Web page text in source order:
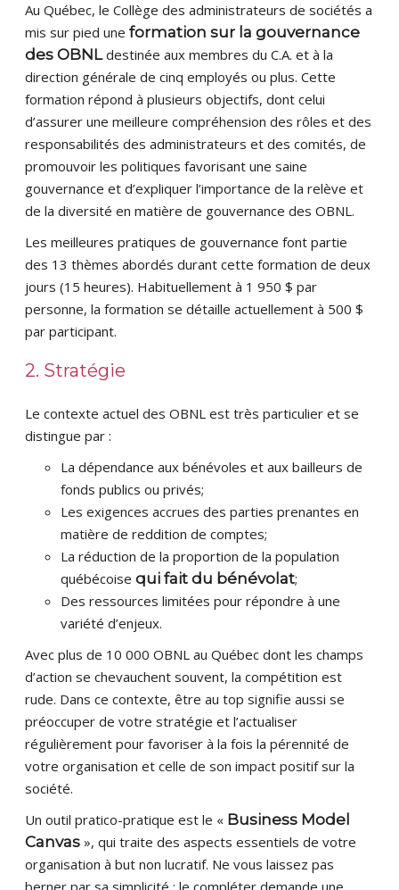
Au Québec, le Collège des administrateurs de sociétés a
mis sur pied uneformation sur la gouvernance
des OBNLdestinée aux membres du C.A. et à la
direction générale de cinq employés ou plus. Cette
formation répond à plusieurs objectifs, dont celui
d’assurer une meilleure compréhension des rôles et des
responsabilités des administrateurs et des comités, de
promouvoir les politiques favorisant une saine
gouvernance et d’expliquer l’importance de la relève et
de la diversité en matière de gouvernance des OBNL.
Les meilleures pratiques de gouvernance font partie
des 13 thèmes abordés durant cette formation de deux
jours (15 heures). Habituellement à 1 950 $ par
personne, la formation se détaille actuellement à 500 $
par participant.
2. Stratégie
Le contexte actuel des OBNL est très particulier et se
distingue par :
La dépendance aux bénévoles et aux bailleurs de
fonds publics ou privés;
Les exigences accrues des parties prenantes en
matière de reddition de comptes;
La réduction de la proportion de la population
québécoisequi fait du bénévolat;
Des ressources limitées pour répondre à une
variété d’enjeux.
Avec plus de 10 000 OBNL au Québec dont les champs
d’action se chevauchent souvent, la compétition est
rude. Dans ce contexte, être au top signifie aussi se
préoccuper de votre stratégie et l’actualiser
régulièrement pour favoriser à la fois la pérennité de
votre organisation et celle de son impact positif sur la
société.
Un outil pratico-pratique est le « Business Model
Canvas», qui traite des aspects essentiels de votre
organisation à but non lucratif. Ne vous laissez pas